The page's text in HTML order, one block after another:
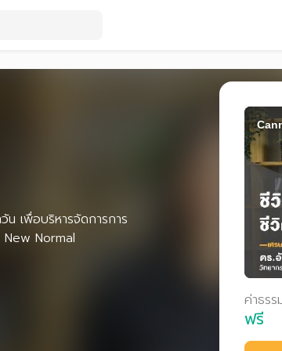
น เพื่อบริหารจัดการการ
New Normal
ค่าธรร
ฟรี